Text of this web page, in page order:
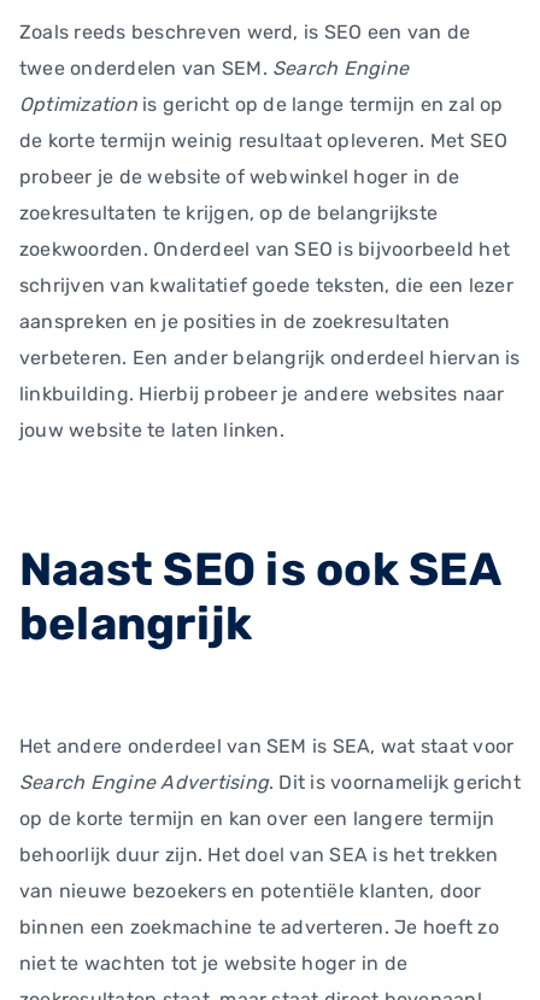
Zoals reeds beschreven werd, is SEO een van de
twee onderdelen van SEM. Search Engine
Optimization is gericht op de lange termijn en zal op
de korte termijn weinig resultaat opleveren. Met SEO
probeer je de website of webwinkel hoger in de
zoekresultaten te krijgen, op de belangrijkste
zoekwoorden. Onderdeel van SEO is bijvoorbeeld het
schrijven van kwalitatief goede teksten, die een lezer
aanspreken en je posities in de zoekresultaten
verbeteren. Een ander belangrijk onderdeel hiervan is
linkbuilding. Hierbij probeer je andere websites naar
jouw website te laten linken.
Naast SEO is ook SEA
belangrijk
Het andere onderdeel van SEM is SEA, wat staat voor
Search Engine Advertising. Dit is voornamelijk gericht
op de korte termijn en kan over een langere termijn
behoorlijk duur zijn. Het doel van SEA is het trekken
van nieuwe bezoekers en potentiële klanten, door
binnen een zoekmachine te adverteren. Je hoeft zo
niet te wachten tot je website hoger in de